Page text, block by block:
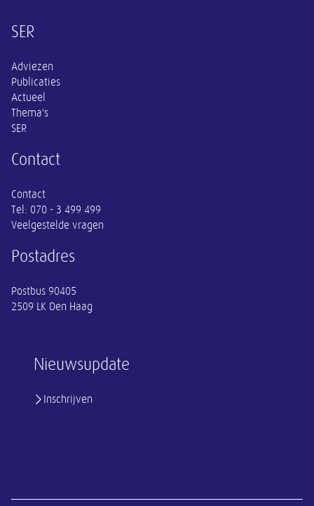
Overige informatie
Nieuwsupdate
Inschrijven
SER
Adviezen
Publicaties
Actueel
Thema's
SER
Contact
Contact
Tel: 070 - 3 499 499
Veelgestelde vragen
Postadres
Postbus 90405
2509 LK Den Haag